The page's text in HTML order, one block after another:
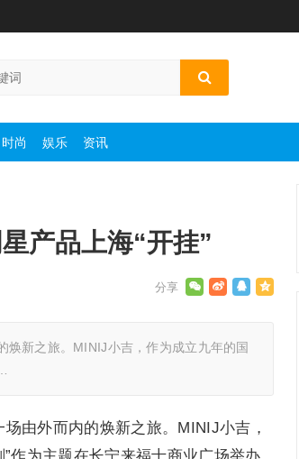
时尚 娱乐 资讯
产品上海“开挂”
焕新之旅。MINIJ小吉，作为成立九年的国
由外而内的焕新之旅。MINIJ小吉，
作为主题在长宁来福士商业广场举办